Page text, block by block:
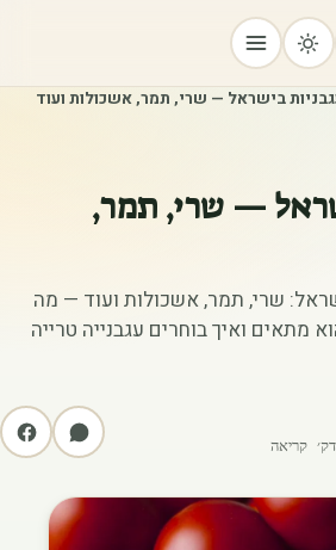
בישראל — שרי, תמר, אשכולות ועוד
— שרי, תמר,
שרי, תמר, אשכולות ועוד — מה
מתאים ואיך בוחרים עגבנייה טרייה
דק׳ קריאה